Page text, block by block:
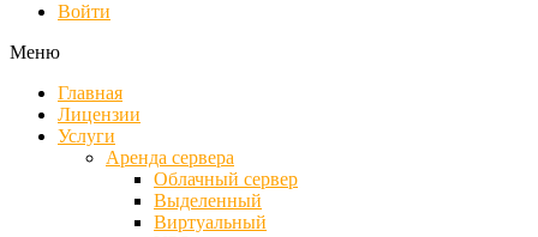
Войти
Меню
Главная
Лицензии
Услуги
Аренда сервера
Облачный сервер
Выделенный
Виртуальный